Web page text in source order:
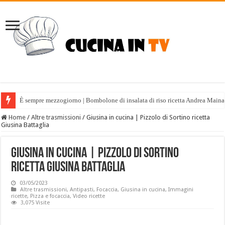
È sempre mezzogiorno | Bombolone di insalata di riso ricetta Andrea
Home / Altre trasmissioni / Giusina in cucina | Pizzolo di Sortino ricetta
Giusina Battaglia
Giusina in cucina | Pizzolo di Sortino
ricetta Giusina Battaglia
03/05/2023
Altre trasmissioni,Antipasti, Focaccia, Giusina in cucina,Immagini
ricette, Pizza e focaccia,Video ricette
3,075 Visite